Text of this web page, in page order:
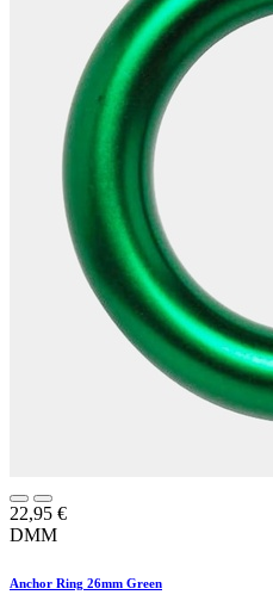
22,95 €
DMM
Anchor Ring 26mm Green